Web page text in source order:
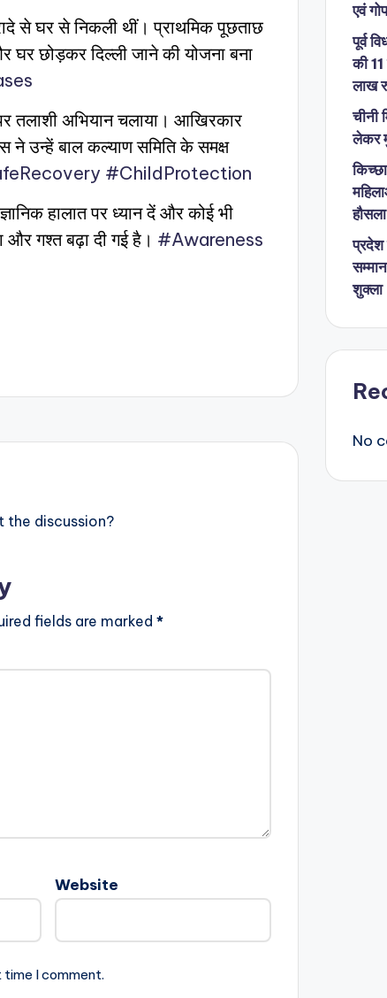
से घर से निकली थीं। प्राथमिक पूछताछ
छोड़कर दिल्ली जाने की योजना बना
तलाशी अभियान चलाया। आखिरकार
ने उन्हें बाल कल्याण समिति के समक्ष
#ChildProtection
हालात पर ध्यान दें और कोई भी
गश्त बढ़ा दी गई है। #Awareness
the discussion?
fields are marked *
Website
I comment.
एवं
पूर्व
की
लाख
चीनी
लेकर
हौसला
प्रदेश
शुक्ला
No